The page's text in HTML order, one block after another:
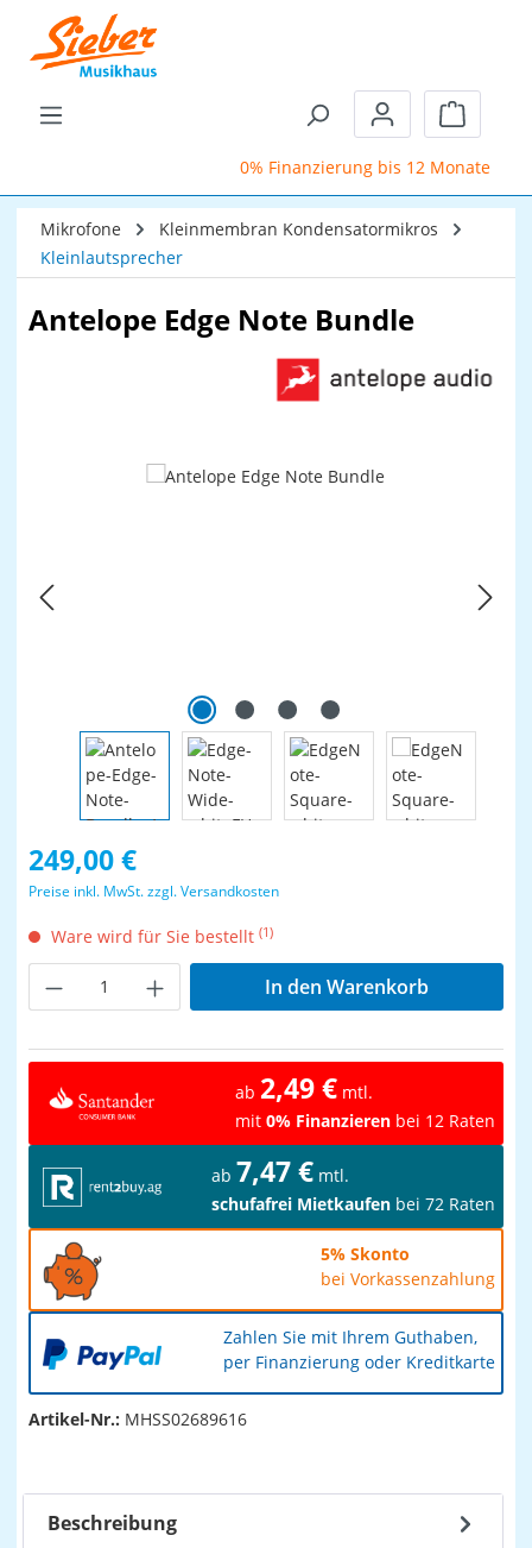
Zum Hauptinhalt springen
0% Finanzierung bis 12 Monate
Mikrofone
Kleinmembran Kondensatormikros
Kleinlautsprecher
Antelope Edge Note Bundle
Bildergalerie überspringen
Regulärer Preis:
249,00 €
Preise inkl. MwSt. zzgl. Versandkosten
Ware wird für Sie bestellt (1)
Produkt Anzahl: Gib den gewünschten
In den Warenkorb
ab 2,49 € mtl.
mit 0% Finanzieren bei 12 Raten
ab 7,47 € mtl.
schufafrei Mietkaufen bei 72 Raten
5% Skonto
bei Vorkassenzahlung
Zahlen Sie mit Ihrem Guthaben,
per Finanzierung oder Kreditkarte
Artikel-Nr.: MHSS02689616
Beschreibung